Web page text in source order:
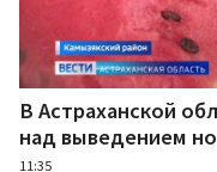
В Астраханской
над выведением
11:35